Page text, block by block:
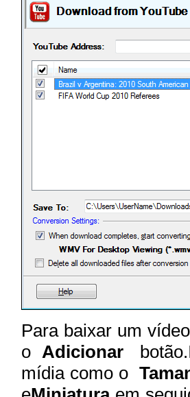
Para baixar um
o Adicionar
mídia como o